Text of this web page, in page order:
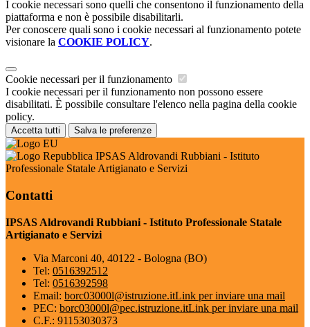
I cookie necessari sono quelli che consentono il funzionamento della
piattaforma e non è possibile disabilitarli.
Per conoscere quali sono i cookie necessari al funzionamento potete
visionare la COOKIE POLICY.
Cookie necessari per il funzionamento
I cookie necessari per il funzionamento non possono essere
disabilitati. È possibile consultare l'elenco nella pagina della cookie
policy.
Accetta tutti Salva le preferenze
IPSAS Aldrovandi Rubbiani - Istituto
Professionale Statale Artigianato e Servizi
Contatti
IPSAS Aldrovandi Rubbiani - Istituto Professionale Statale
Artigianato e Servizi
Via Marconi 40, 40122 - Bologna (BO)
Tel: 0516392512
Tel: 0516392598
Email: borc03000l@istruzione.itLink per inviare una mail
PEC: borc03000l@pec.istruzione.itLink per inviare una mail
C.F.: 91153030373